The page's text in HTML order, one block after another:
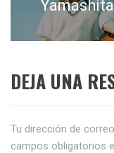
DEJA UNA
Tu dirección de
campos obligatorios